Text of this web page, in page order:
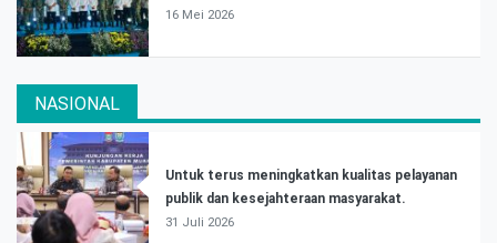
16 Mei 2026
NASIONAL
Untuk terus meningkatkan kualitas pelayanan
publik dan kesejahteraan masyarakat.
31 Juli 2026